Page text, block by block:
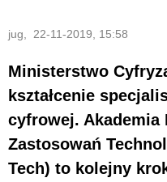
jug, 22-11-2019, 15:58
Ministerstwo
kształcenie
cyfrowej. Akademia
Zastosowań
Tech) to kolejny